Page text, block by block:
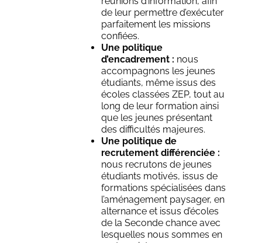
de leur permettre d’exécuter
parfaitement les missions
confiées.
Une politique
d’encadrement : nous
accompagnons les jeunes
étudiants, même issus des
écoles classées ZEP, tout au
long de leur formation ainsi
que les jeunes présentant
des difficultés majeures.
Une politique de
recrutement différenciée :
nous recrutons de jeunes
étudiants motivés, issus de
formations spécialisées dans
l’aménagement paysager, en
alternance et issus d’écoles
de la Seconde chance avec
lesquelles nous sommes en